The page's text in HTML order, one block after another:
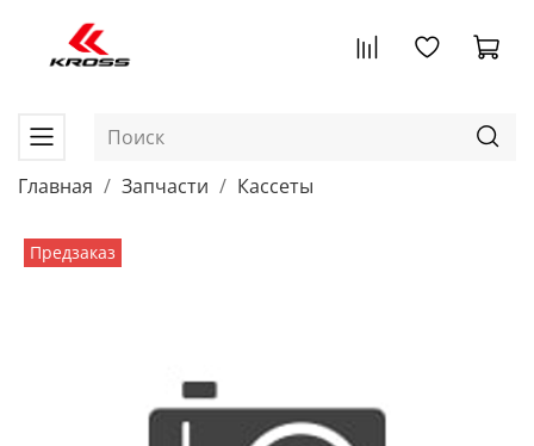
Главная Запчасти Кассеты
Предзаказ